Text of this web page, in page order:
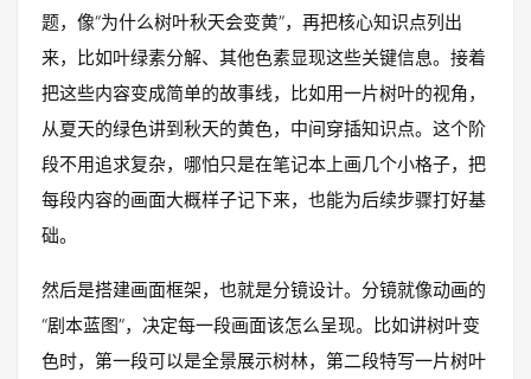
题，像“为什么树叶秋天会变黄”，再把核心知识点列出
来，比如叶绿素分解、其他色素显现这些关键信息。接着
把这些内容变成简单的故事线，比如用一片树叶的视角，
从夏天的绿色讲到秋天的黄色，中间穿插知识点。这个阶
段不用追求复杂，哪怕只是在笔记本上画几个小格子，把
每段内容的画面大概样子记下来，也能为后续步骤打好基
础。
然后是搭建画面框架，也就是分镜设计。分镜就像动画的
“剧本蓝图”，决定每一段画面该怎么呈现。比如讲树叶变
色时，第一段可以是全景展示树林，第二段特写一片树叶